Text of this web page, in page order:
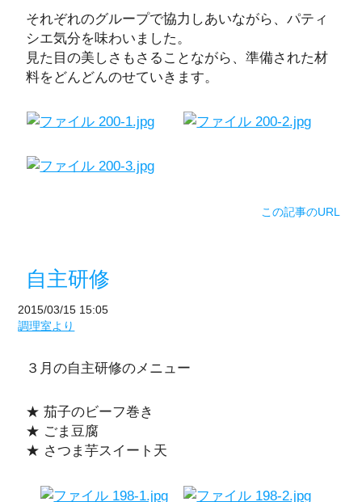
それぞれのグループで協力しあいながら、パティ
シエ気分を味わいました。
見た目の美しさもさることながら、準備された材
料をどんどんのせていきます。
この記事のURL
自主研修
2015/03/15 15:05
調理室より
３月の自主研修のメニュー
★ 茄子のビーフ巻き
★ ごま豆腐
★ さつま芋スイート天